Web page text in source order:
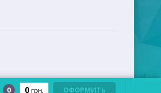
0 0 грн. ОФОРМИТЬ